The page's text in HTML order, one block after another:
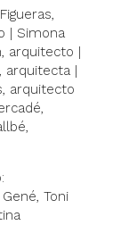
| Simona
arquitecto |
arquitecta |
arquitecto
Toni